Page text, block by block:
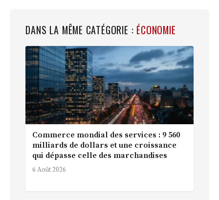
DANS LA MÊME CATÉGORIE : ÉCONOMIE
Commerce mondial des services : 9 560
milliards de dollars et une croissance
qui dépasse celle des marchandises
6 Août 2026